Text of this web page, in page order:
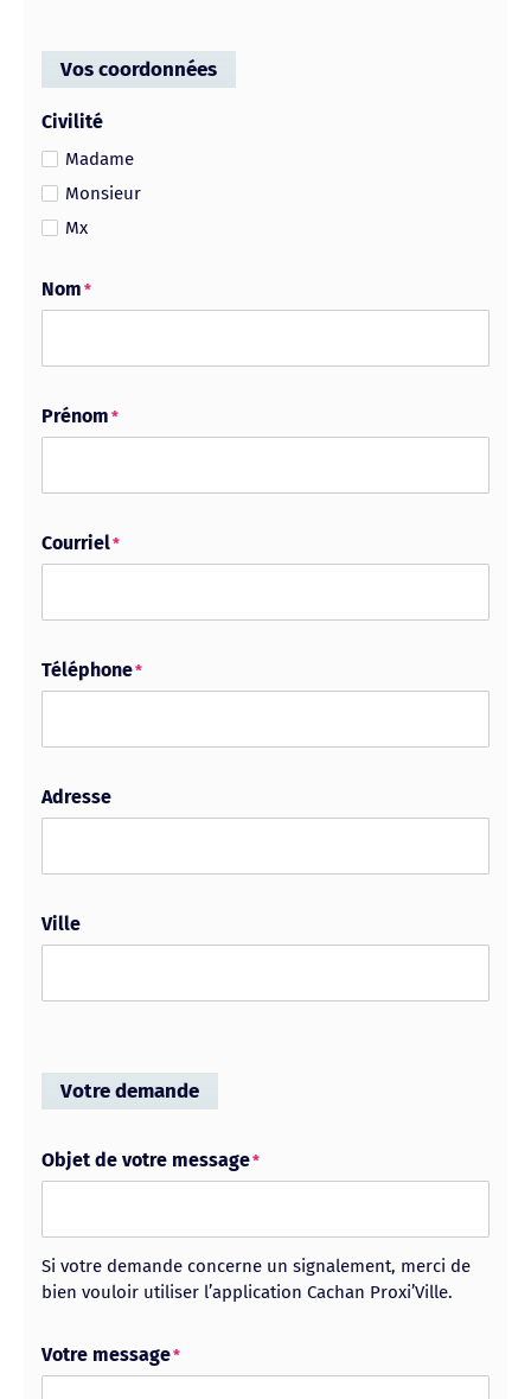
Vos coordonnées
Civilité
Madame
Monsieur
Mx
Nom *
Prénom *
Courriel*
Téléphone*
Adresse
Ville
Votre demande
Objet de votre message*
Si votre demande concerne un signalement, merci de
bien vouloir utiliser l’application Cachan Proxi’Ville.
Votre message*